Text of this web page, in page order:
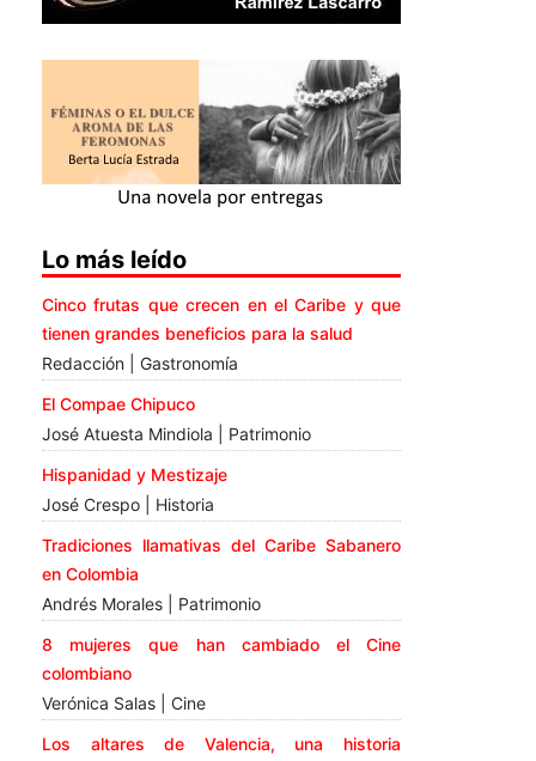
Lo más leído
Cinco frutas que crecen en el Caribe y que
tienen grandes beneficios para la salud
Redacción | Gastronomía
El Compae Chipuco
José Atuesta Mindiola | Patrimonio
Hispanidad y Mestizaje
José Crespo | Historia
Tradiciones llamativas del Caribe Sabanero
en Colombia
Andrés Morales | Patrimonio
8 mujeres que han cambiado el Cine
colombiano
Verónica Salas | Cine
Los altares de Valencia, una historia